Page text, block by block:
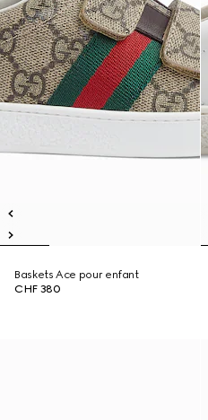
Baskets Ace pour enfant
CHF 380